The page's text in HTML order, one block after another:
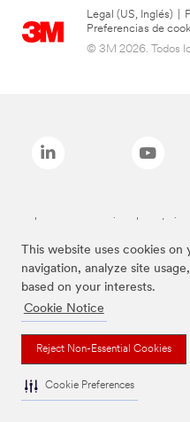
This website uses cookies
navigation, analyze site
based on your interests.
Cookie Notice
Reject Non-Essential Cookies
Cookie Preferences
Legal (US, Inglés)
Preferencias de
© 3M 2026. Todos
Las marcas mencionadas